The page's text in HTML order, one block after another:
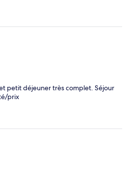
petit déjeuner très complet. Séjour
prix